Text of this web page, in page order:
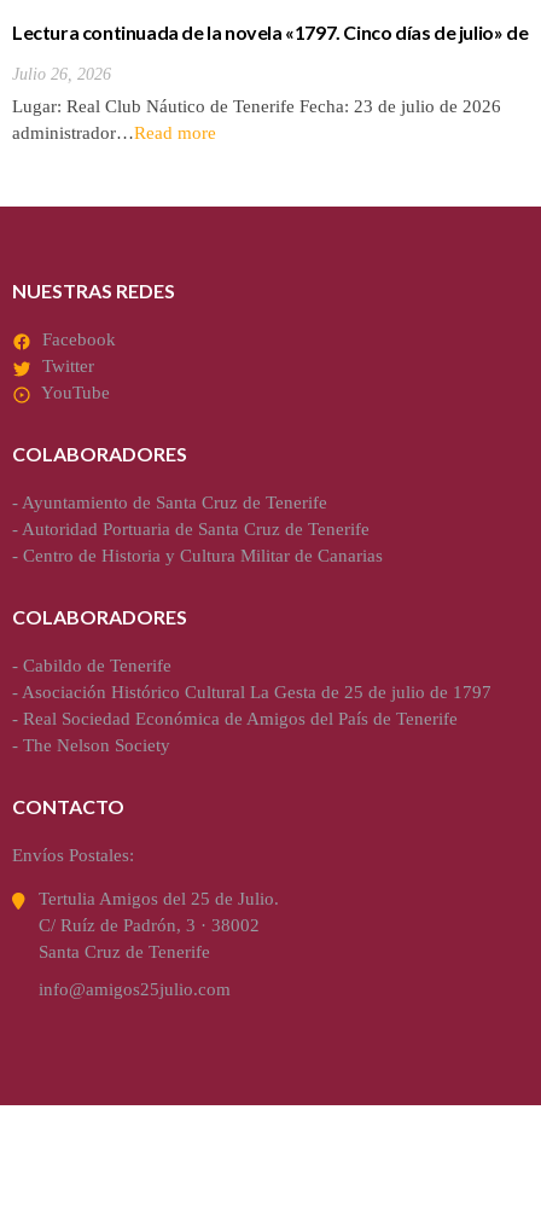
Lectura continuada de la novela «1797. Cinco días de julio» de
Julio 26, 2026
Lugar: Real Club Náutico de Tenerife Fecha: 23 de julio de 2026
administrador…Read more
NUESTRAS REDES
Facebook
Twitter
YouTube
COLABORADORES
-Ayuntamiento de Santa Cruz de Tenerife
-Autoridad Portuaria de Santa Cruz de Tenerife
- Centro de Historia y Cultura Militar de Canarias
COLABORADORES
- Cabildo de Tenerife
-Asociación Histórico Cultural La Gesta de 25 de julio de 1797
- Real Sociedad Económica de Amigos del País de Tenerife
- The Nelson Society
CONTACTO
Envíos Postales:
Tertulia Amigos del 25 de Julio.
C/ Ruíz de Padrón, 3 · 38002
Santa Cruz de Tenerife
info@amigos25julio.com